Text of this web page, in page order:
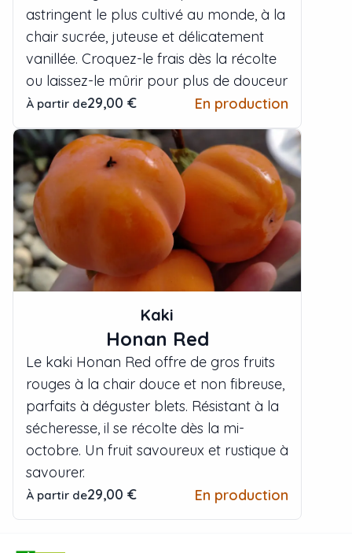
astringent le plus cultivé au monde, à la
chair sucrée, juteuse et délicatement
vanillée. Croquez-le frais dès la récolte
ou laissez-le mûrir pour plus de douceur
À partir de29,00 € En production
Kaki
Honan Red
Le kaki Honan Red offre de gros fruits
rouges à la chair douce et non fibreuse,
parfaits à déguster blets. Résistant à la
sécheresse, il se récolte dès la mi-
octobre. Un fruit savoureux et rustique à
savourer.
À partir de29,00 € En production